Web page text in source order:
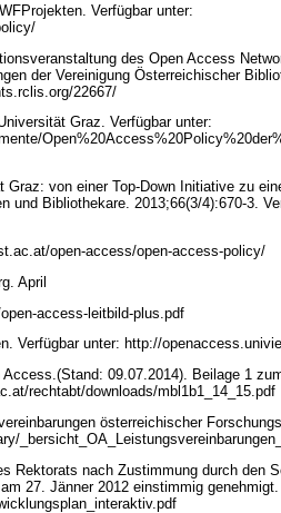
Verfügbar unter:
des Open Access
der Vereinigung Österreichischer
22667/
Graz. Verfügbar unter:
von einer Top-Down Initiative zu
und Bibliothekare. 2013;66(3/4):670-3.
open-access/open-access-policy/
April
access-leitbild-plus.pdf
Verfügbar unter: http://
09.07.2014). Beilage 1
rechtabt/downloads/mbl1b1_14_15.pdf
österreichischer
Rektorats nach Zustimmung durch den
27. Jänner 2012 einstimmig genehmigt.